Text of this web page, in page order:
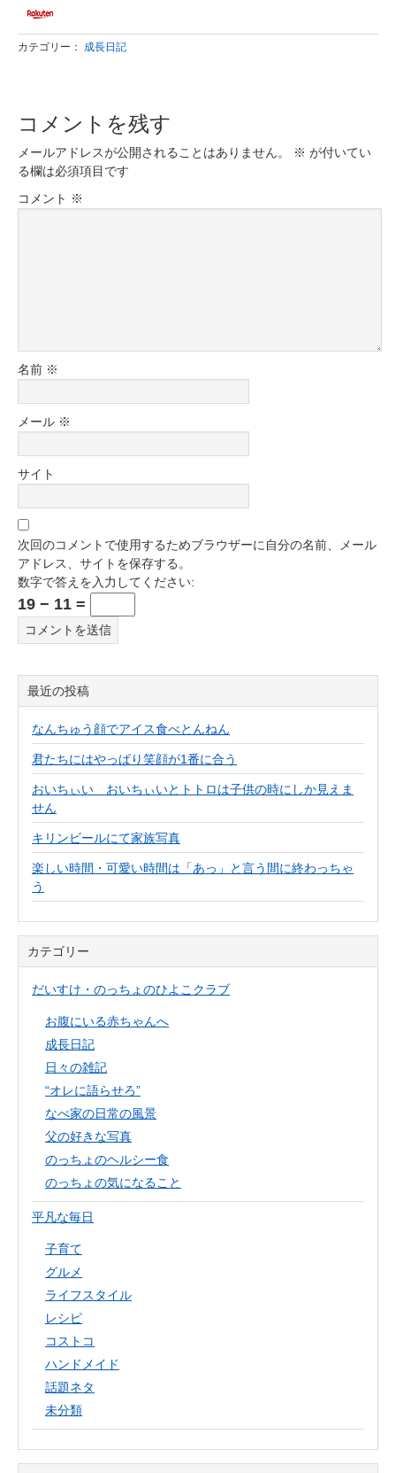
カテゴリー： 成長日記
コメントを残す
メールアドレスが公開されることはありません。 ※ が付いてい
る欄は必須項目です
コメント ※
名前 ※
メール ※
サイト
次回のコメントで使用するためブラウザーに自分の名前、メール
アドレス、サイトを保存する。
数字で答えを入力してください:
19 − 11 =
最近の投稿
なんちゅう顔でアイス食べとんねん
君たちにはやっぱり笑顔が1番に合う
おいちぃい おいちぃいとトトロは子供の時にしか見えま
せん
キリンビールにて家族写真
楽しい時間・可愛い時間は「あっ」と言う間に終わっちゃ
う
カテゴリー
だいすけ・のっちょのひよこクラブ
お腹にいる赤ちゃんへ
成長日記
日々の雑記
“オレに語らせろ”
なべ家の日常の風景
父の好きな写真
のっちょのヘルシー食
のっちょの気になること
平凡な毎日
子育て
グルメ
ライフスタイル
レシピ
コストコ
ハンドメイド
話題ネタ
未分類